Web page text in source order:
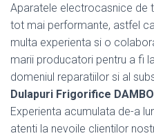
Aparatele electrocasnice de
tot mai performante, astfel
multa experienta si o
marii producatori pentru a fi
domeniul reparatiilor si al
Dulapuri Frigorifice
Experienta acumulata de-a
atenti la nevoile clientilor